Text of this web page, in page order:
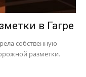
в Гагре
собственную
разметки.